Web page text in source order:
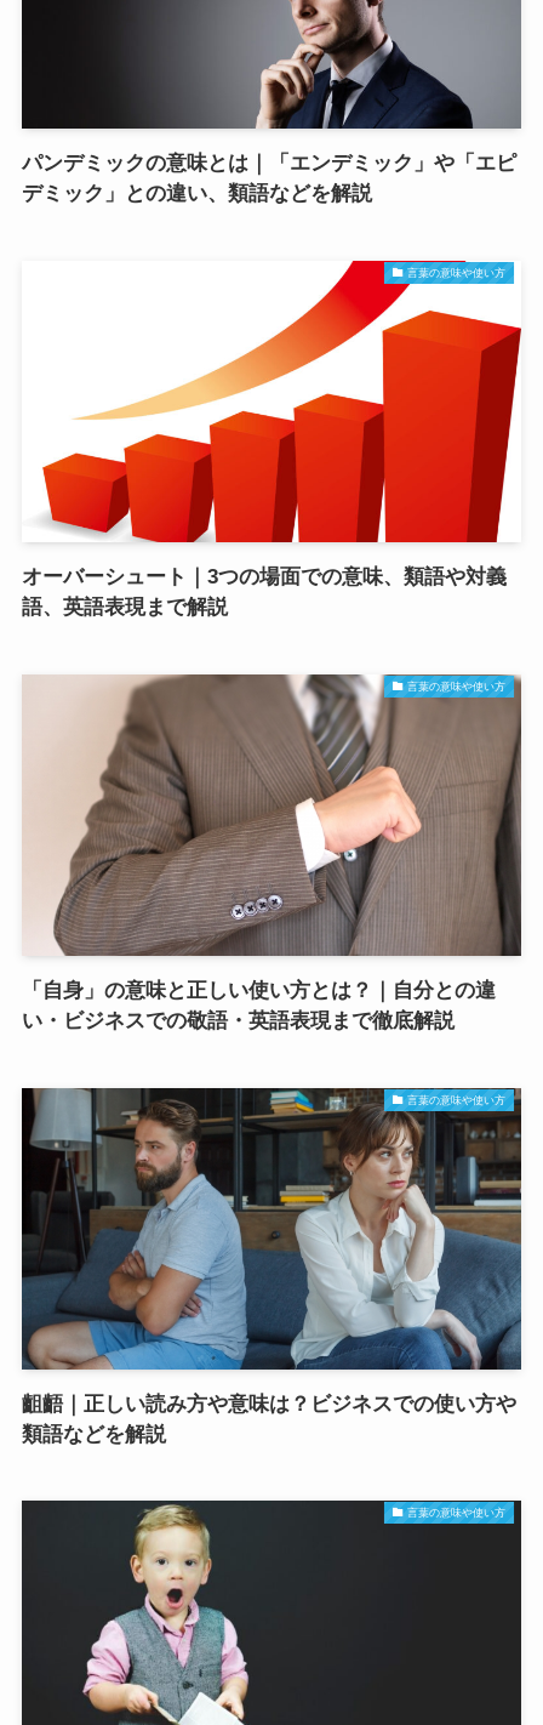
パンデミックの意味とは｜「エンデミック」や「エピ
デミック」との違い、類語などを解説
言葉の意味や使い方
オーバーシュート｜3つの場面での意味、類語や対義
語、英語表現まで解説
言葉の意味や使い方
「自身」の意味と正しい使い方とは？｜自分との違
い・ビジネスでの敬語・英語表現まで徹底解説
言葉の意味や使い方
齟齬｜正しい読み方や意味は？ビジネスでの使い方や
類語などを解説
言葉の意味や使い方